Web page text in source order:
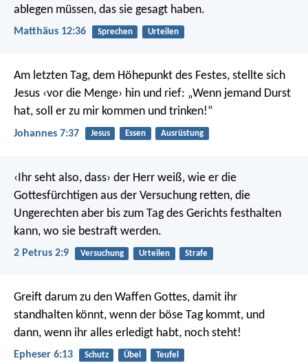
ablegen müssen, das sie gesagt haben.
Matthäus 12:36 Sprechen Urteilen
Am letzten Tag, dem Höhepunkt des Festes, stellte sich
Jesus ‹vor die Menge› hin und rief: „Wenn jemand Durst
hat, soll er zu mir kommen und trinken!“
Johannes 7:37 Jesus Essen Ausrüstung
‹Ihr seht also, dass› der Herr weiß, wie er die
Gottesfürchtigen aus der Versuchung retten, die
Ungerechten aber bis zum Tag des Gerichts festhalten
kann, wo sie bestraft werden.
2 Petrus 2:9 Versuchung Urteilen Strafe
Greift darum zu den Waffen Gottes, damit ihr
standhalten könnt, wenn der böse Tag kommt, und
dann, wenn ihr alles erledigt habt, noch steht!
Epheser 6:13 Schutz Übel Teufel